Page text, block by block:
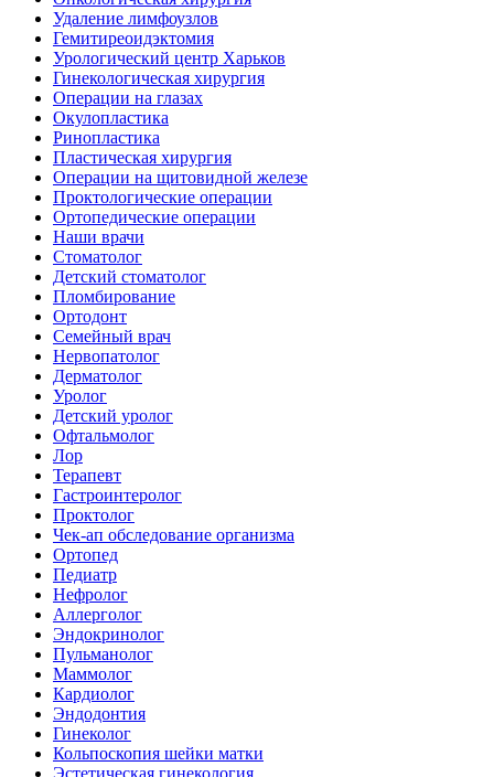
Удаление лимфоузлов
Гемитиреоидэктомия
Урологический центр Харьков
Гинекологическая хирургия
Операции на глазах
Окулопластика
Ринопластика
Пластическая хирургия
Операции на щитовидной железе
Проктологические операции
Ортопедические операции
Наши врачи
Стоматолог
Детский стоматолог
Пломбирование
Ортодонт
Семейный врач
Нервопатолог
Дерматолог
Уролог
Детский уролог
Офтальмолог
Лор
Терапевт
Гастроинтеролог
Проктолог
Чек-ап обследование организма
Ортопед
Педиатр
Нефролог
Аллерголог
Эндокринолог
Пульманолог
Маммолог
Кардиолог
Эндодонтия
Гинеколог
Кольпоскопия шейки матки
Эстетическая гинекология